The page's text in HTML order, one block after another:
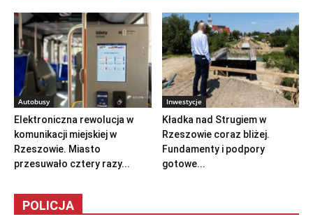
Autobusy
Elektroniczna rewolucja w
komunikacji miejskiej w
Rzeszowie. Miasto
przesuwało cztery razy...
Inwestycje
Kładka nad Strugiem w
Rzeszowie coraz bliżej.
Fundamenty i podpory
gotowe...
POLICJA